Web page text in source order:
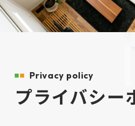
Privacy policy
プライバシー